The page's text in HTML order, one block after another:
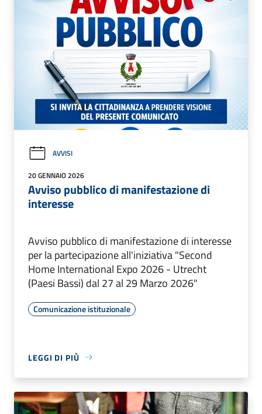
AVVISI
20 GENNAIO 2026
Avviso pubblico di manifestazione di
interesse
Avviso pubblico di manifestazione di interesse
per la partecipazione all'iniziativa "Second
Home International Expo 2026 - Utrecht
(Paesi Bassi) dal 27 al 29 Marzo 2026"
Comunicazione istituzionale
LEGGI DI PIÙ